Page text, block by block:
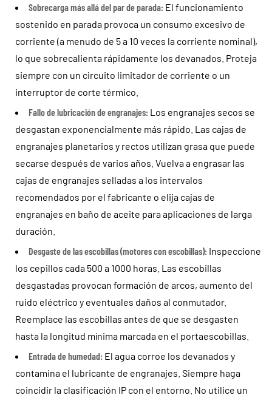
Sobrecarga más allá del par de parada: El funcionamiento
sostenido en parada provoca un consumo excesivo de
corriente (a menudo de 5 a 10 veces la corriente nominal),
lo que sobrecalienta rápidamente los devanados. Proteja
siempre con un circuito limitador de corriente o un
interruptor de corte térmico.
Fallo de lubricación de engranajes: Los engranajes secos se
desgastan exponencialmente más rápido. Las cajas de
engranajes planetarios y rectos utilizan grasa que puede
secarse después de varios años. Vuelva a engrasar las
cajas de engranajes selladas a los intervalos
recomendados por el fabricante o elija cajas de
engranajes en baño de aceite para aplicaciones de larga
duración.
Desgaste de las escobillas (motores con escobillas): Inspeccione
los cepillos cada 500 a 1000 horas. Las escobillas
desgastadas provocan formación de arcos, aumento del
ruido eléctrico y eventuales daños al conmutador.
Reemplace las escobillas antes de que se desgasten
hasta la longitud mínima marcada en el portaescobillas.
Entrada de humedad: El agua corroe los devanados y
contamina el lubricante de engranajes. Siempre haga
coincidir la clasificación IP con el entorno. No utilice un